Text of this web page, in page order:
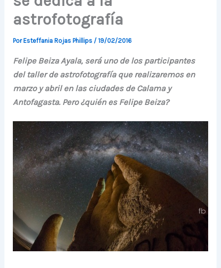
astrofotografía
PorEsteffania Rojas Phillips /19/02/2016
Felipe Beiza Ayala, será uno de los participantes
del taller de astrofotografía que realizaremos en
marzo y abril en las ciudades de Calama y
Antofagasta. Pero ¿quién es Felipe Beiza?